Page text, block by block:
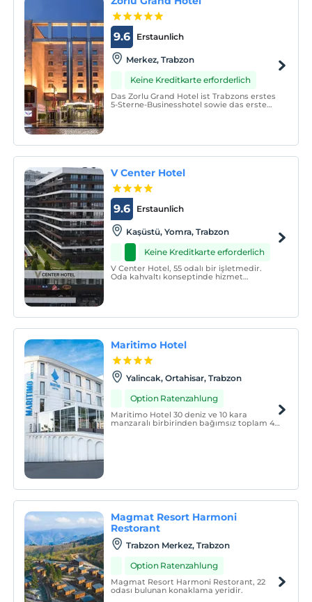
Erstaunlich
9.6
Merkez, Trabzon
Keine Kreditkarte erforderlich
Das Zorlu Grand Hotel ist Trabzons erstes
5-Sterne-Businesshotel sowie das erste
V Center Hotel
Erstaunlich
9.6
Kaşüstü, Yomra, Trabzon
Keine Kreditkarte erforderlich
V Center Hotel, 55 odalı bir işletmedir.
Oda kahvaltı konseptinde hizmet
Maritimo Hotel
Yalincak, Ortahisar, Trabzon
Option Ratenzahlung
Maritimo Hotel 30 deniz ve 10 kara
manzaralı birbirinden bağımsız toplam 40
Magmat Resort Harmoni
Restorant
Trabzon Merkez, Trabzon
Option Ratenzahlung
Magmat Resort Harmoni Restorant, 22
odası bulunan konaklama yeridir.